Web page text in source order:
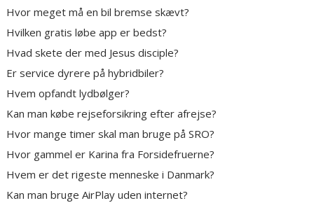
Hvor meget må en bil bremse skævt?
Hvilken gratis løbe app er bedst?
Hvad skete der med Jesus disciple?
Er service dyrere på hybridbiler?
Hvem opfandt lydbølger?
Kan man købe rejseforsikring efter afrejse?
Hvor mange timer skal man bruge på SRO?
Hvor gammel er Karina fra Forsidefruerne?
Hvem er det rigeste menneske i Danmark?
Kan man bruge AirPlay uden internet?